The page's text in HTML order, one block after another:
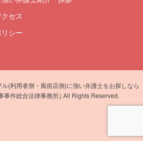
セス
シー
(利用者側・風俗店側)に強い弁護士をお探しなら
事件総合法律事務所｣ All Rights Reserved.